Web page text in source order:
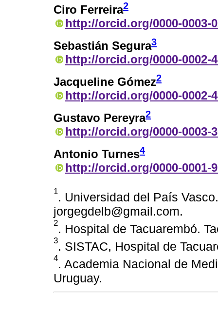
Ciro Ferreira2
http://orcid.org/0000-0003-
Sebastián Segura3
http://orcid.org/0000-0002-
Jacqueline Gómez2
http://orcid.org/0000-0002-
Gustavo Pereyra2
http://orcid.org/0000-0003-
Antonio Turnes4
http://orcid.org/0000-0001-
1. Universidad del País
jorgegdelb@gmail.com.
2. Hospital de Tacuarembó.
3. SISTAC, Hospital de
4. Academia Nacional de
Uruguay.